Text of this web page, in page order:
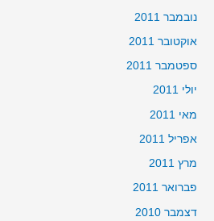
נובמבר 2011
אוקטובר 2011
ספטמבר 2011
יולי 2011
מאי 2011
אפריל 2011
מרץ 2011
פברואר 2011
דצמבר 2010